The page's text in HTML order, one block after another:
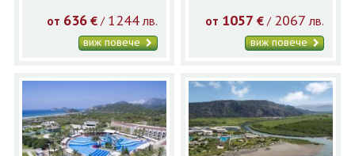
от 636 €/ 1244 лв.
виж повече
от 1057 € / 2067 лв.
виж повече